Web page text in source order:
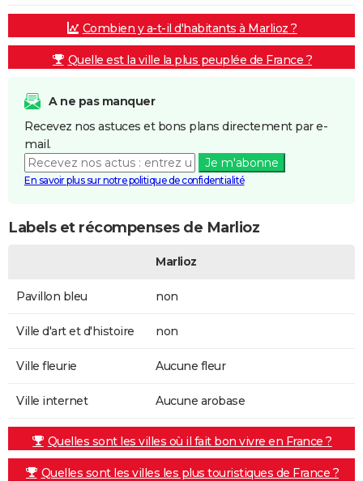
Combien y a-t-il d'habitants à Marlioz ?
Quelle est la ville la plus peuplée de France ?
A ne pas manquer
Recevez nos astuces et bons plans directement par e-
mail.
Je m'abonne
En savoir plus sur notre politique de confidentialité
Labels et récompenses de Marlioz
Marlioz
Pavillon bleu non
Ville d'art et d'histoire non
Ville fleurie Aucune fleur
Ville internet Aucune arobase
Quelles sont les villes où il fait bon vivre en France ?
Quelles sont les villes les plus touristiques de France ?